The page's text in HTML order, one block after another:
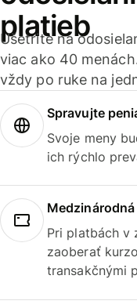
platieb
Ušetrite na
viac ako 40
vždy po ruke na
Spravujte
Svoje meny
ich rýchlo
Pri platbách v
zaoberať
transakčnými